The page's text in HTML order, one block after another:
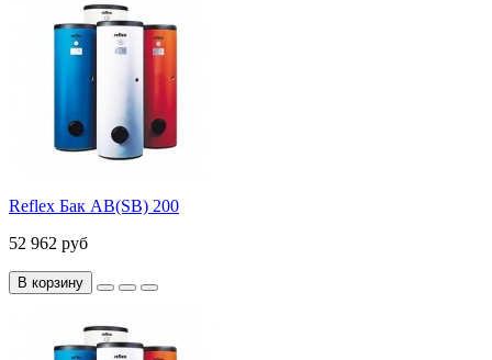
Reflex Бак AB(SB) 200
52 962 руб
В корзину